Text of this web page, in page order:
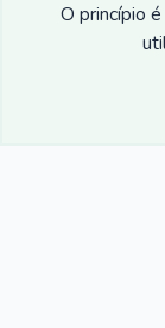
O princípio